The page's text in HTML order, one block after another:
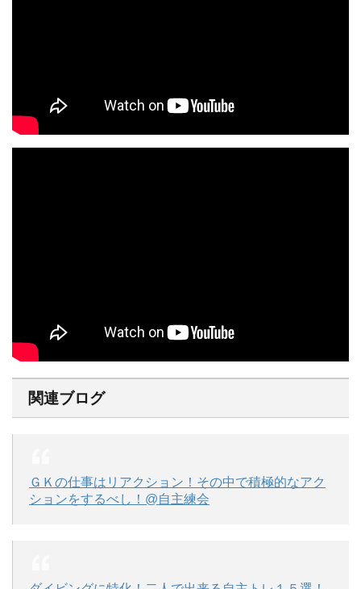
関連ブログ
ＧＫの仕事はリアクション！その中で積極的なアク
ションをするべし！@自主練会